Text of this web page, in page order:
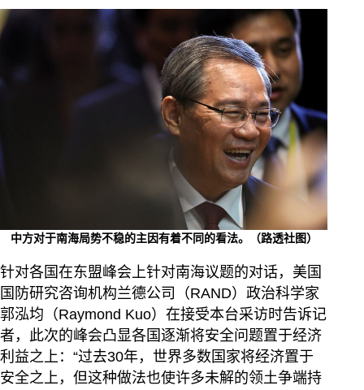
中方对于南海局势不稳的主因有着不同的看法。（路透社图）
针对各国在东盟峰会上针对南海议题的对话，美国
国防研究咨询机构兰德公司（RAND）政治科学家
郭泓均（Raymond Kuo）在接受本台采访时告诉记
者，此次的峰会凸显各国逐渐将安全问题置于经济
利益之上：“过去30年，世界多数国家将经济置于
安全之上，但这种做法也使许多未解的领土争端持